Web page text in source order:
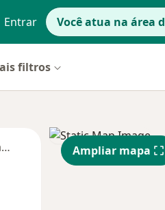
Entrar Você atua na área
filtros
Segunda-feira Qua
12 Ago 13
Ampliar mapa